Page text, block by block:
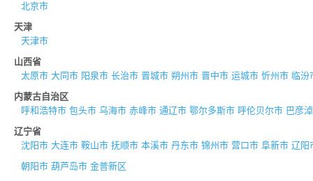
北京市
天津
天津市
山西省
太原市 大同市 阳泉市 长治市 晋城市 朔州市 晋中市 运城市 忻州市 临汾
内蒙古自治区
呼和浩特市 包头市 乌海市 赤峰市 通辽市 鄂尔多斯市 呼伦贝尔市 巴彦
辽宁省
沈阳市 大连市 鞍山市 抚顺市 本溪市 丹东市 锦州市 营口市 阜新市 辽阳
朝阳市 葫芦岛市 金普新区